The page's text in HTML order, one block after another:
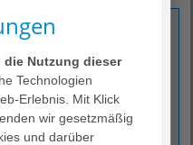
Nutzung dieser
Technologien
Erlebnis. Mit Klick
wir gesetzmäßig
und darüber